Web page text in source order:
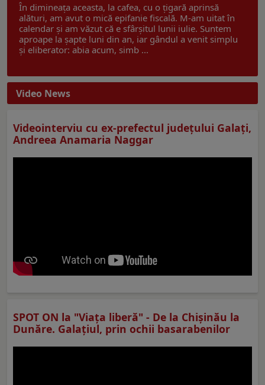
În dimineața aceasta, la cafea, cu o țigară aprinsă
alături, am avut o mică epifanie fiscală. M-am uitat în
calendar și am văzut că e sfârșitul lunii iulie. Suntem
aproape la șapte luni din an, iar gândul a venit simplu
și eliberator: abia acum, simb ...
Video News
Videointerviu cu ex-prefectul judeţului Galaţi,
Andreea Anamaria Naggar
SPOT ON la "Viaţa liberă" - De la Chișinău la
Dunăre. Galațiul, prin ochii basarabenilor